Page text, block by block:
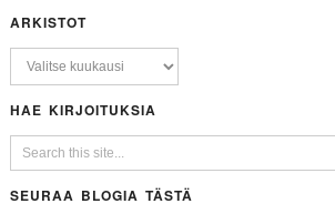
ARKISTOT
HAE KIRJOITUKSIA
SEURAA BLOGIA TÄSTÄ